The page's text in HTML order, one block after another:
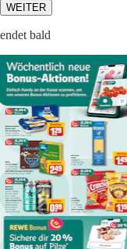
WEITER
endet bald